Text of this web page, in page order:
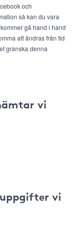
och
så kan du vara
gå hand i hand
att ändras från tid
granska denna
vi
vi